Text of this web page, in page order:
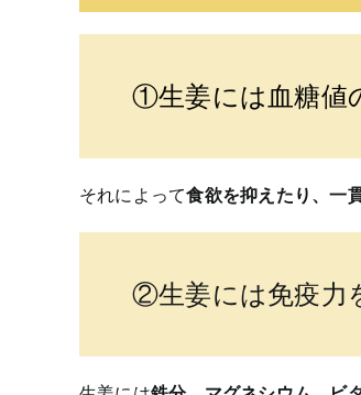
①生姜には血糖値
それによって食欲を抑えたり、一
②生姜には免疫力